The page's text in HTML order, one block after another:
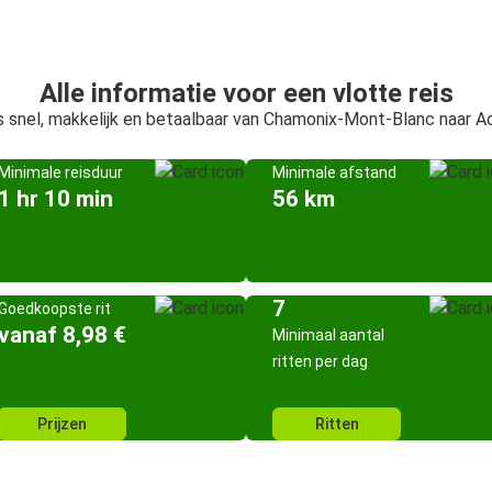
Alle informatie voor een vlotte reis
snel, makkelijk en betaalbaar van Chamonix-Mont-Blanc naar
reisduur
hr 10 min
Minimale afstand
56 km
rit
8,98 €
Prijzen
7
Minimaal aantal
ritten per dag
Ritten